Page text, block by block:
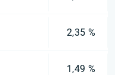
2,35 %
1,49 %